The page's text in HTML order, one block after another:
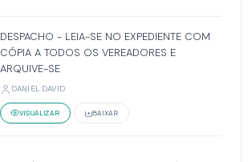
DESPACHO - LEIA-SE NO EXPEDIENTE COM
CÓPIA A TODOS OS VEREADORES E
ARQUIVE-SE
DANIEL DAVID
VISUALIZAR BAIXAR